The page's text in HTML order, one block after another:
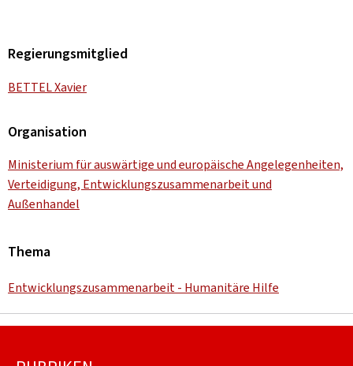
Regierungsmitglied
BETTEL Xavier
Organisation
Ministerium für auswärtige und europäische Angelegenheiten,
Verteidigung, Entwicklungszusammenarbeit und
Außenhandel
Thema
Entwicklungszusammenarbeit - Humanitäre Hilfe